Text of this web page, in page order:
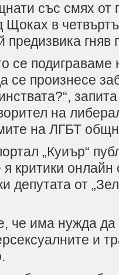
със смях от
Щоках в
предизвика гняв
се подиграваме
се произнесе
на
на ЛГБТ
„Куиър“
я критики
депутата от
че има нужда да
и